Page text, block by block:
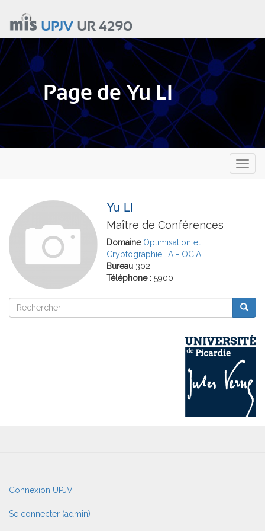
contenu
principal
UPJVUR 4290
Page de Yu LI
Yu LI
Maître de Conférences
Domaine Optimisation et
Cryptographie, IA - OCIA
Bureau 302
Téléphone : 5900
Rechercher
Rechercher
User
account
menu
Connexion UPJV
Se connecter (admin)